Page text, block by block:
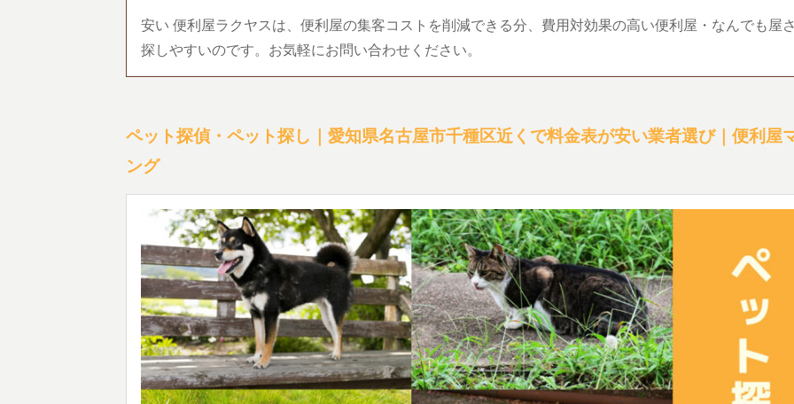
安い 便利屋ラクヤスは、便利屋の集客コストを削減できる分、費用対効果の高い便利屋・なんでも屋
探しやすいのです。お気軽にお問い合わせください。
ペット探偵・ペット探し｜愛知県名古屋市千種区近くで料金表が安い業者選び｜便利屋
ング